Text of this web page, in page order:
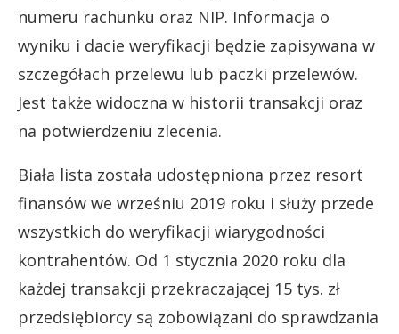
numeru rachunku oraz NIP. Informacja o
wyniku i dacie weryfikacji będzie zapisywana w
szczegółach przelewu lub paczki przelewów.
Jest także widoczna w historii transakcji oraz
na potwierdzeniu zlecenia.
Biała lista została udostępniona przez resort
finansów we wrześniu 2019 roku i służy przede
wszystkich do weryfikacji wiarygodności
kontrahentów. Od 1 stycznia 2020 roku dla
każdej transakcji przekraczającej 15 tys. zł
przedsiębiorcy są zobowiązani do sprawdzania